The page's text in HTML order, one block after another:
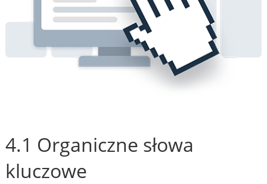
4.1 Organiczne słowa
kluczowe